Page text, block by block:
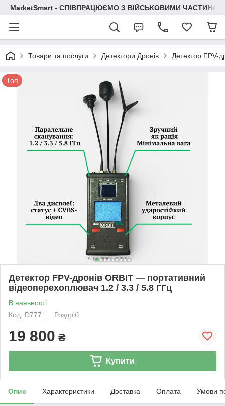
MarketSmart - СПІВПРАЦЮЄМО З ВІЙСЬКОВИМИ
Товари та послуги Детектори Дронів Детектор FPV-
Топ
Детектор FPV-дронів ORBIT — портативний
відеоперехоплювач 1.2 / 3.3 / 5.8 ГГц
В наявності
Код: D777
Роздріб
19 800 ₴
Купити
Опис Характеристики Доставка Оплата Умови